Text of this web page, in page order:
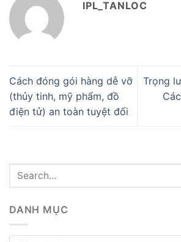
IPL_TANLOC
Cách đóng gói hàng dễ vỡ
(thủy tinh, mỹ phẩm, đồ
điện tử) an toàn tuyệt đối
Trọng
DANH MỤC